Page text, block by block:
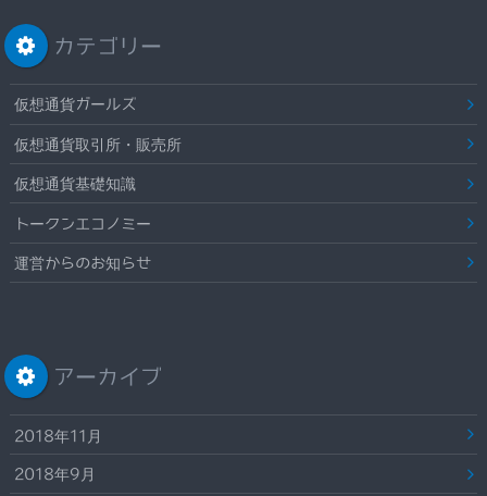
カテゴリー
仮想通貨ガールズ
仮想通貨取引所・販売所
仮想通貨基礎知識
トークンエコノミー
運営からのお知らせ
アーカイブ
2018年11月
2018年9月